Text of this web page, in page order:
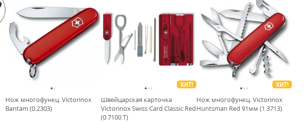
Нож многофункц. Victorinox
Bantam (0.2303)
ХИТ!
Швейцарская карточка
Victorinox Swiss Card Classic Red
(0.7100.T)
ХИТ!
Нож многофункц. Victorinox
Huntsman Red 91мм (1.3713)